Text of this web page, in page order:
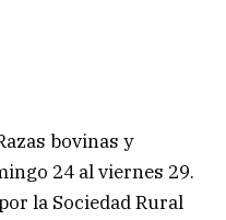
bovinas y
24 al viernes 29.
la Sociedad Rural